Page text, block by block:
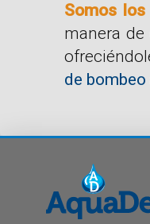
Somos
manera
de bombeo